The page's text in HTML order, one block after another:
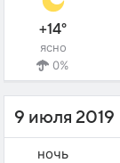
+14°
ясно
0%
9 июля 2019
ночь